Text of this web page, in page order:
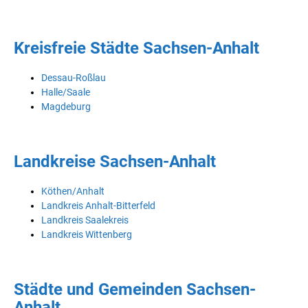
Kreisfreie Städte Sachsen-Anhalt
Dessau-Roßlau
Halle/Saale
Magdeburg
Landkreise Sachsen-Anhalt
Köthen/Anhalt
Landkreis Anhalt-Bitterfeld
Landkreis Saalekreis
Landkreis Wittenberg
Städte und Gemeinden Sachsen-